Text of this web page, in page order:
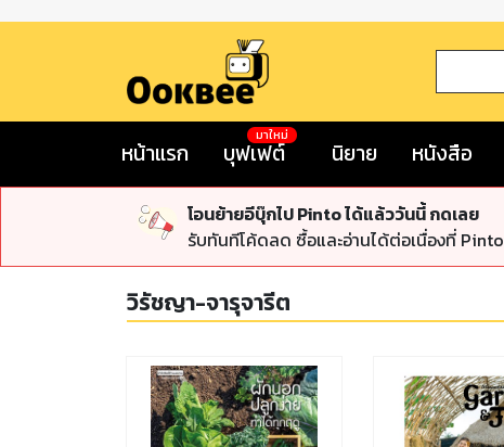
หน้าแรก บุฟเฟต์
มาใหม่
นิยาย หนังสือ
โอนย้ายอีบุ๊กไป Pinto ได้แล้ววันนี้ กดเลย
รับทันทีโค้ดลด ซื้อและอ่านได้ต่อเนื่องที่ Pinto
วิรัชญา-จารุจารีต